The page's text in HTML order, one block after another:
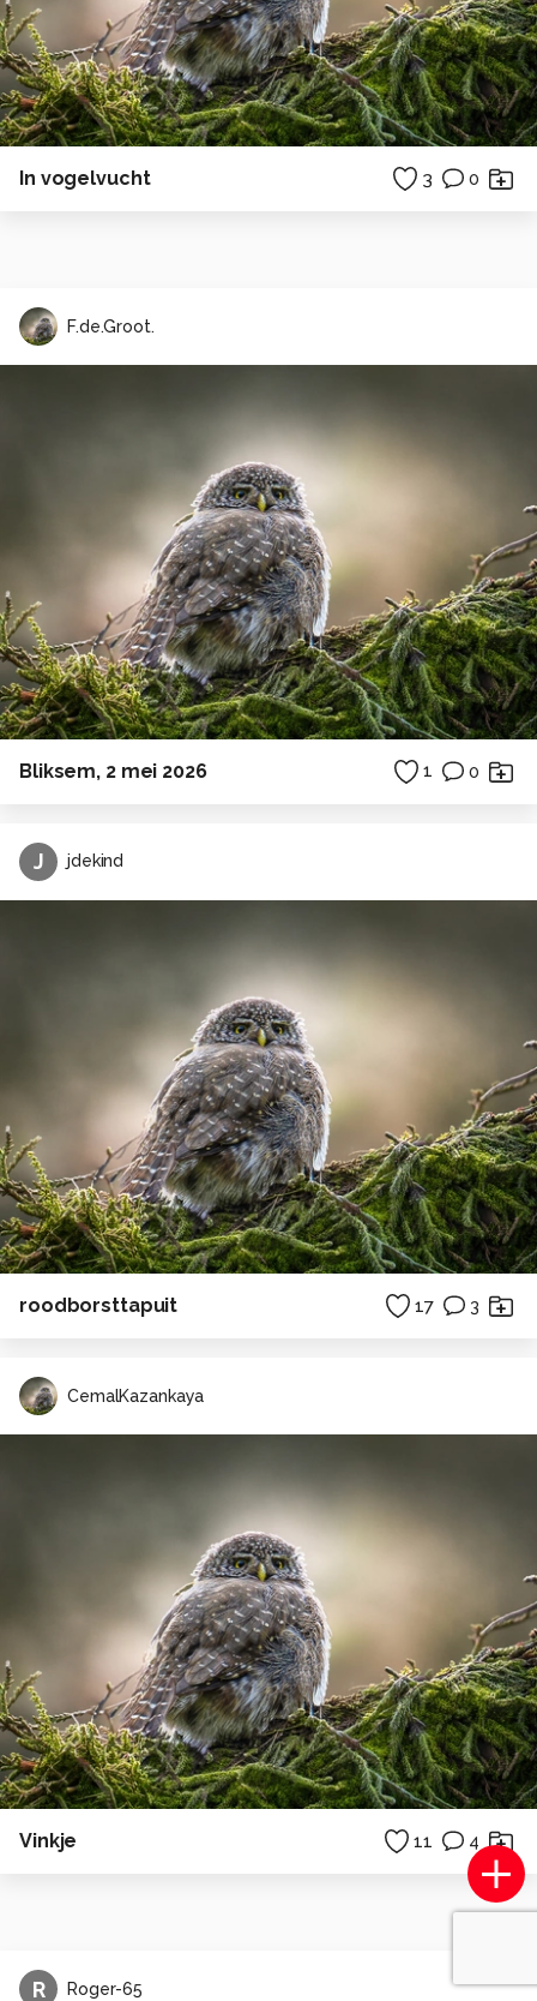
In vogelvucht 3 0
F.de.Groot.
Bliksem, 2 mei 2026 1 0
J jdekind
roodborsttapuit 17 3
CemalKazankaya
Vinkje 11 4
R Roger-65